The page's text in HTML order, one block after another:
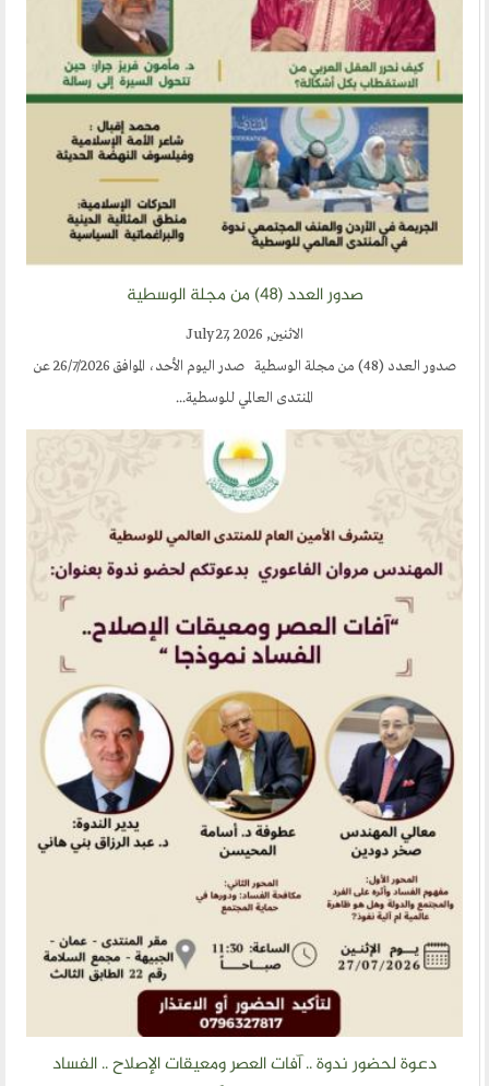
صدور العدد (٤٨) من مجلة الوسطية
الاثنين, July 27, 2026
صدور العدد (48) من مجلة الوسطية صدر اليوم الأحد، الموافق 26/7/2026 عن
المنتدى العالمي للوسطية...
دعوة لحضور ندوة .. آفات العصر ومعيقات الإصلاح .. الفساد